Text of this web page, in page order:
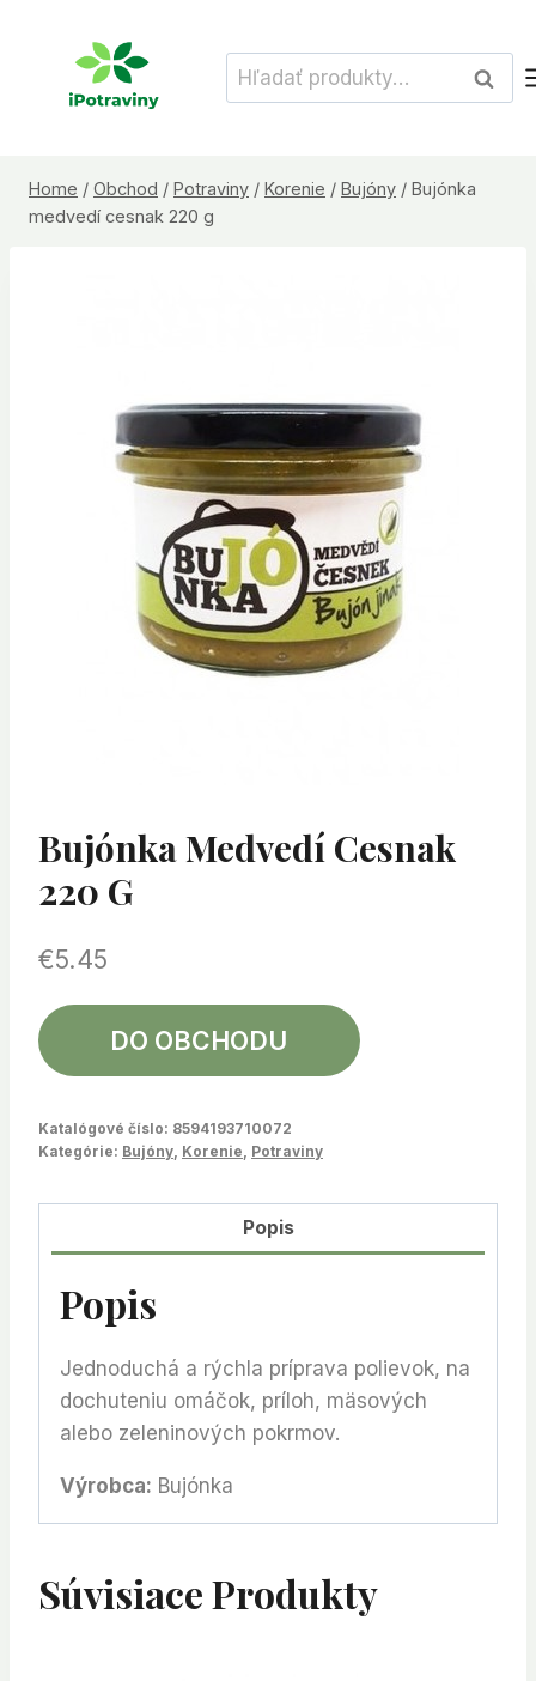
Hľadať:
Home / Obchod / Potraviny / Korenie / Bujóny / Bujónka
medvedí cesnak 220 g
Bujónka Medvedí Cesnak
220 G
€5.45
DO OBCHODU
Katalógové číslo: 8594193710072
Kategórie: Bujóny Korenie Potraviny
Popis
Popis
Jednoduchá a rýchla príprava polievok, na
dochuteniu omáčok, príloh, mäsových
alebo zeleninových pokrmov.
Výrobca: Bujónka
Súvisiace Produkty